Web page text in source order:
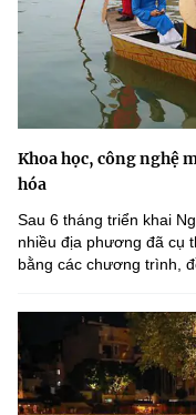
Khoa học, công nghệ
hóa
Sau 6 tháng triển khai
nhiều địa phương đã cụ
bằng các chương trình,